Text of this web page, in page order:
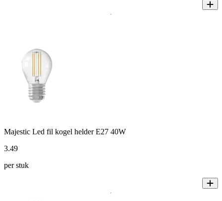
Majestic Led fil kogel helder E27 40W
3.49
per stuk